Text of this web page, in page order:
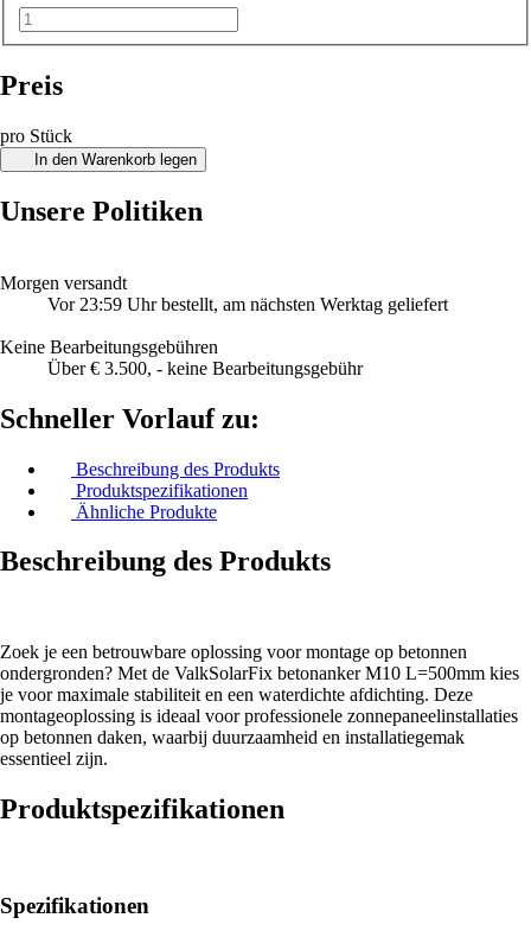
Preis
pro Stück
In den Warenkorb legen
Unsere Politiken
Morgen versandt
Vor 23:59 Uhr bestellt, am nächsten Werktag geliefert
Keine Bearbeitungsgebühren
Über € 3.500, - keine Bearbeitungsgebühr
Schneller Vorlauf zu:
Beschreibung des Produkts
Produktspezifikationen
Ähnliche Produkte
Beschreibung des Produkts
Zoek je een betrouwbare oplossing voor montage op betonnen
ondergronden? Met de ValkSolarFix betonanker M10 L=500mm kies
je voor maximale stabiliteit en een waterdichte afdichting. Deze
montageoplossing is ideaal voor professionele zonnepaneelinstallaties
op betonnen daken, waarbij duurzaamheid en installatiegemak
essentieel zijn.
Produktspezifikationen
Spezifikationen